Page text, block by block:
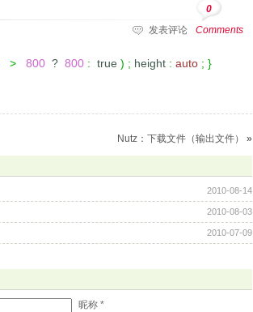
0
Comments
发表评论
> 800 ? 800 : true ) ; height : auto ; }
Nutz：下载文件（输出文件） »
2010-08-14
2010-08-03
2010-07-09
昵称 *